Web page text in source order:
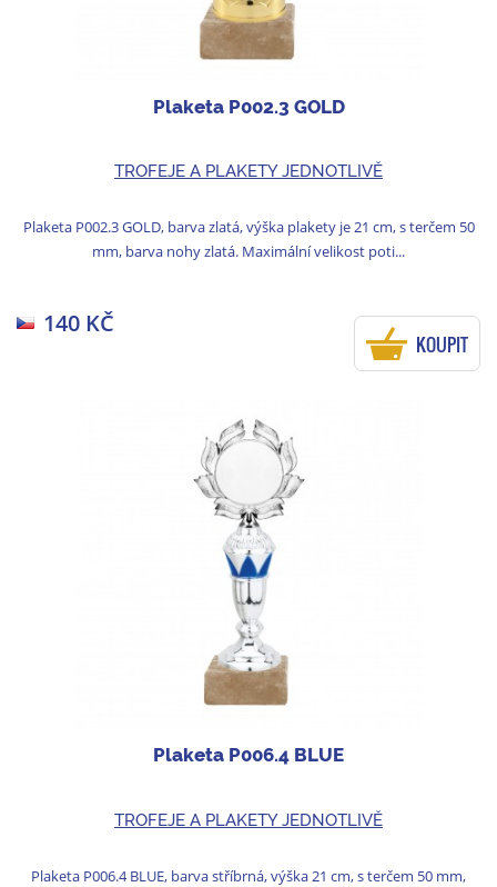
Plaketa P002.3 GOLD
TROFEJE A PLAKETY JEDNOTLIVĚ
Plaketa P002.3 GOLD, barva zlatá, výška plakety je 21 cm, s terčem 50
mm, barva nohy zlatá. Maximální velikost poti...
140 KČ
KOUPIT
Plaketa P006.4 BLUE
TROFEJE A PLAKETY JEDNOTLIVĚ
Plaketa P006.4 BLUE, barva stříbrná, výška 21 cm, s terčem 50 mm,